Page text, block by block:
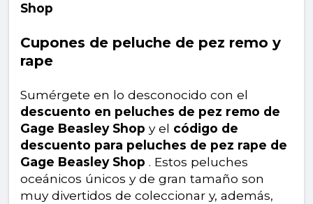
Shop
Cupones de peluche de pez remo y
rape
Sumérgete en lo desconocido con el
descuento en peluches de pez remo de
Gage Beasley Shop y el código de
descuento para peluches de pez rape de
Gage Beasley Shop . Estos peluches
oceánicos únicos y de gran tamaño son
muy divertidos de coleccionar y, además,